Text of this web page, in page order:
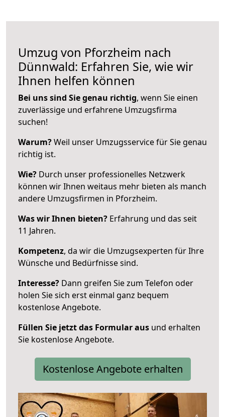
Umzug von Pforzheim nach
Dünnwald: Erfahren Sie, wie wir
Ihnen helfen können
Bei uns sind Sie genau richtig, wenn Sie einen
zuverlässige und erfahrene Umzugsfirma
suchen!
Warum?Weil unser Umzugsservice für Sie genau
richtig ist.
Wie? Durch unser professionelles Netzwerk
können wir Ihnen weitaus mehr bieten als manch
andere Umzugsfirmen in Pforzheim.
Was wir Ihnen bieten? Erfahrung und das seit
11 Jahren.
Kompetenz, da wir die Umzugsexperten für Ihre
Wünsche und Bedürfnisse sind.
Interesse? Dann greifen Sie zum Telefon oder
holen Sie sich erst einmal ganz bequem
kostenlose Angebote.
Füllen Sie jetzt das Formular aus und erhalten
Sie kostenlose Angebote.
Kostenlose Angebote erhalten